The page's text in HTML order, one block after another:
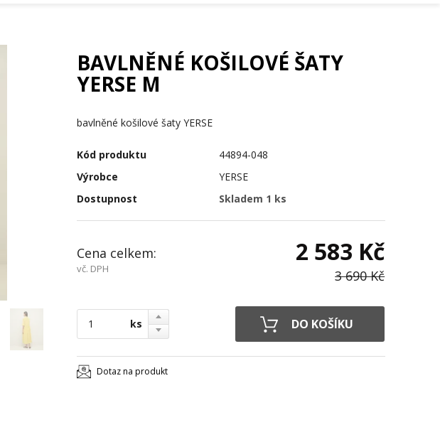
BAVLNĚNÉ KOŠILOVÉ ŠATY
YERSE M
bavlněné košilové šaty YERSE
Kód produktu
44894-048
Výrobce
YERSE
Dostupnost
Skladem 1 ks
Cena celkem:
vč. DPH
2 583 Kč
3 690 Kč
ks
Dotaz na produkt